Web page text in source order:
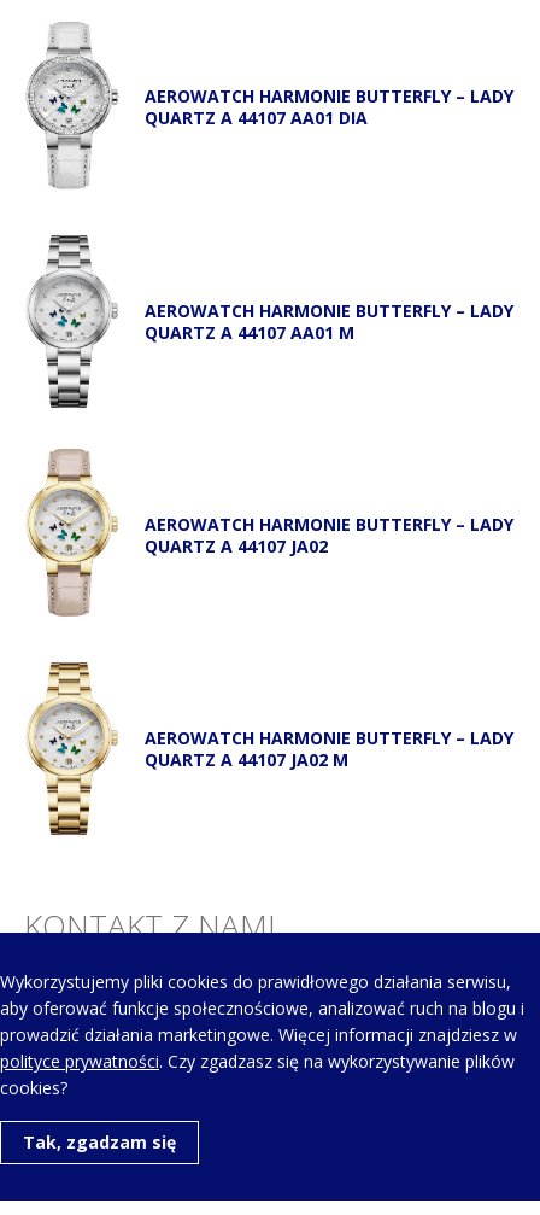
AEROWATCH HARMONIE BUTTERFLY – LADY
QUARTZ A 44107 AA01 DIA
AEROWATCH HARMONIE BUTTERFLY – LADY
QUARTZ A 44107 AA01 M
AEROWATCH HARMONIE BUTTERFLY – LADY
QUARTZ A 44107 JA02
AEROWATCH HARMONIE BUTTERFLY – LADY
QUARTZ A 44107 JA02 M
KONTAKT Z NAMI
Telefon kontaktowy:
+48 123 454 514
Napisz do nas:
aero@aerowatch.pl
Wykorzystujemy pliki cookies do prawidłowego działania serwisu,
aby oferować funkcje społecznościowe, analizować ruch na blogu i
prowadzić działania marketingowe. Więcej informacji znajdziesz w
polityce prywatności. Czy zgadzasz się na wykorzystywanie plików
cookies?
Tak, zgadzam się